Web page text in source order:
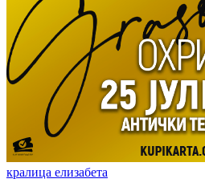
кралица елизабета